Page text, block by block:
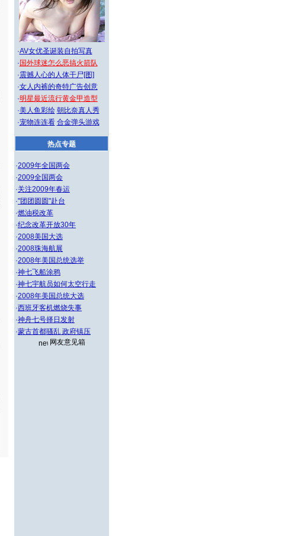
·AV女优圣诞装自拍写真
· 国外球迷怎么恶搞火箭队
·震撼人心的人体干尸[图]
·女人内裤的奇特广告创意
·明星最近流行黄金甲造型
·美人鱼彩绘 朝比奈真人秀
·宠物连连看 合金弹头游戏
热点专题
·2009年全国两会
·2009全国两会
·关注2009年春运
·"团团圆圆"赴台
·燃油税改革
·纪念改革开放30年
·2008美国大选
·2008珠海航展
·2008年美国总统选举
·神七飞船涂鸦
·神七宇航员如何太空行走
·2008年美国总统大选
·西班牙客机燃烧失事
·神舟七号择日发射
·蒙古首都骚乱 政府镇压
网友意见箱